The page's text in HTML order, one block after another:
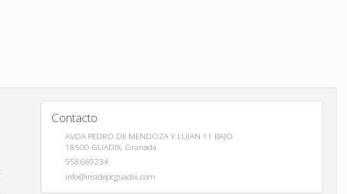
:
Contacto
AVDA PEDRO DE MENDOZA Y LUJAN 11 BAJO
18500 GUADIX, Granada
958669234
info@insidepcguadix.com